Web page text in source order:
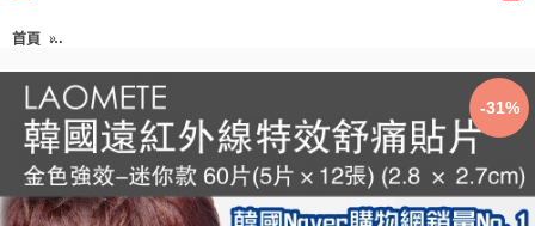
首頁 LAOMETE 韓國遠紅外線特效舒痛貼片 (金色強效-迷你款) 60片(5片×12
-31%